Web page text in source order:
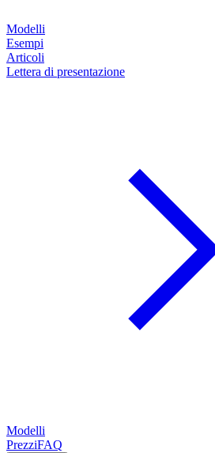
Modelli
Esempi
Articoli
Lettera di presentazione
Modelli
PrezziFAQ